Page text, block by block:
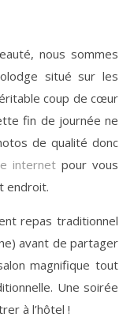
nous sommes
situé sur les
coup de cœur
fin de journée ne
de qualité donc
internet pour vous
endroit.
repas traditionnel
avant de partager
magnifique tout
Une soirée
à l’hôtel !